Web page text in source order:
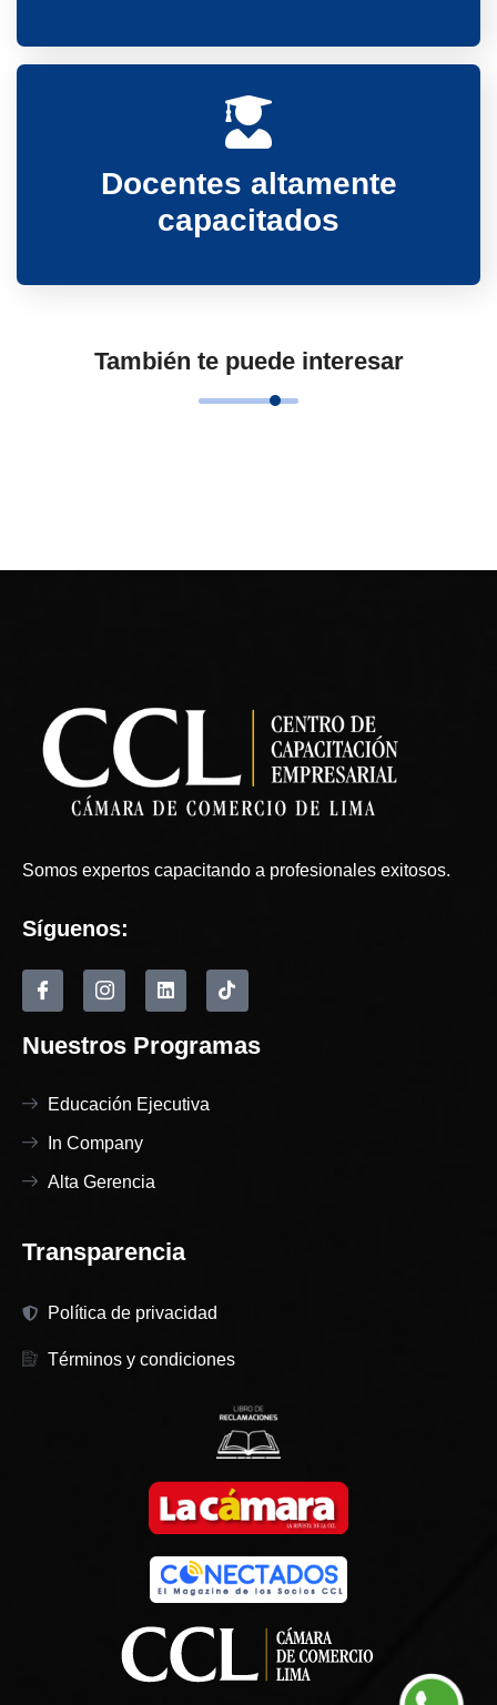
Docentes altamente
capacitados
También te puede interesar
Somos expertos capacitando a profesionales exitosos.
Síguenos:
Nuestros Programas
Educación Ejecutiva
In Company
Alta Gerencia
Transparencia
Política de privacidad
Términos y condiciones